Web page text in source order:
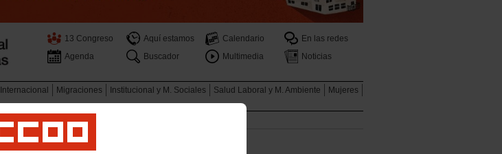
13 Congreso Aquí estamos Calendario
En las redes
Agenda
Buscador Multimedia Noticias
Internacional Migraciones Institucional y M. Sociales Salud Laboral y M. Ambiente
Mujeres